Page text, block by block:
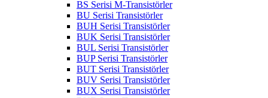
BS Serisi M-Transistörler
BU Serisi Transistörler
BUH Serisi Transistörler
BUK Serisi Transistörler
BUL Serisi Transistörler
BUP Serisi Transistörler
BUT Serisi Transistörler
BUV Serisi Transistörler
BUX Serisi Transistörler